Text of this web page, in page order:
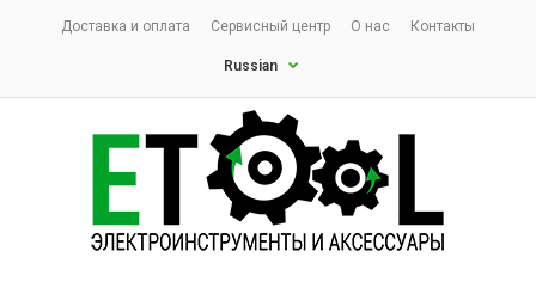
Доставка и оплата Сервисный центр О нас Контакты
Russian